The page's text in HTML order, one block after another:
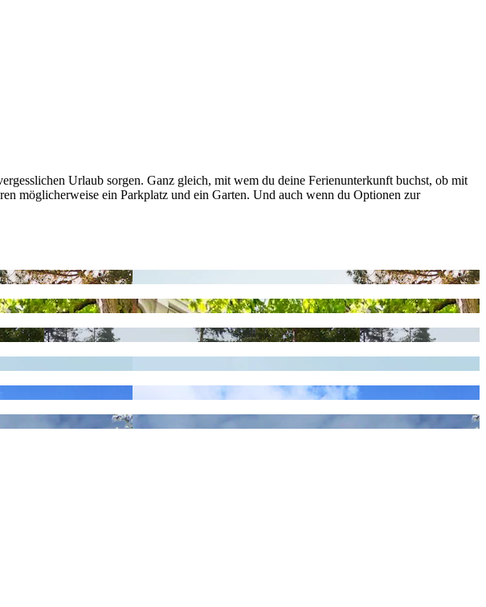
Urlaub sorgen. Ganz gleich, mit wem du deine Ferienunterkunft buchst, ob mit
möglicherweise ein Parkplatz und ein Garten. Und auch wenn du Optionen zur